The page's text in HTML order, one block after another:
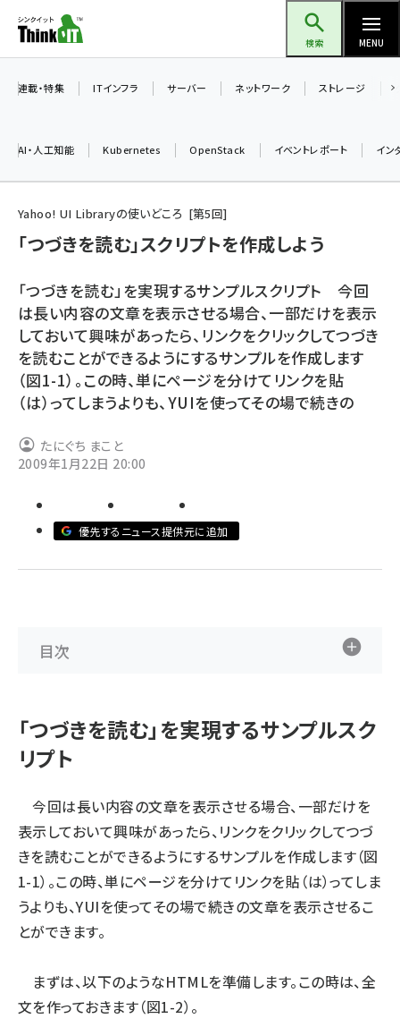
ン
ツ
検索 MENU
加藤銘のチーム貢献～仲間と築いた勝利の絆～ (2308)
北海道をのんびり旅する晴山佳須夫のヒント集！ (2025)
drupal (1947)
genai (1477)
abc123 (1352)
連載・特集 ITインフラ サーバー ネットワーク ストレージ
AI・人工知能 Kubernetes OpenStack イベントレポート イン
Yahoo! UI Libraryの使いどころ 第5回
「つづきを読む」スクリプトを作成しよう
「つづきを読む」を実現するサンプルスクリプト 今回
は長い内容の文章を表示させる場合、一部だけを表示
しておいて興味があったら、リンクをクリックしてつづき
を読むことができるようにするサンプルを作成します
（図1-1）。この時、単にページを分けてリンクを貼
（は）ってしまうよりも、YUIを使ってその場で続きの
たにぐち まこと
2009年1月22日 20:00
優先するニュース提供元に追加
目次
「つづきを読む」を実現するサンプルスク
リプト
今回は長い内容の文章を表示させる場合、一部だけを
表示しておいて興味があったら、リンクをクリックしてつづ
きを読むことができるようにするサンプルを作成します（図
1-1）。この時、単にページを分けてリンクを貼（は）ってしま
うよりも、YUIを使ってその場で続きの文章を表示させるこ
とができます。
まずは、以下のようなHTMLを準備します。この時は、全
文を作っておきます（図1-2）。